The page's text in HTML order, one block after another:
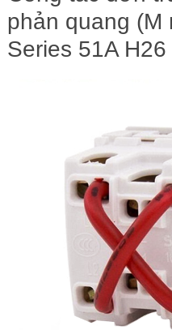
phản quang (M
Series 51A H26